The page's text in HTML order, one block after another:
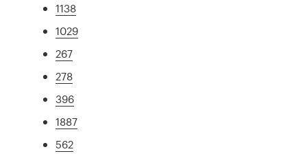
1138
1029
267
278
396
1887
562